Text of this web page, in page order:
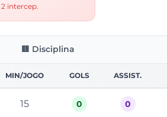
2 intercep.
🟨 Disciplina
MIN/JOGO GOLS ASSIST.
15 0 0